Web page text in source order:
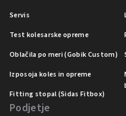
Servis
Test kolesarske opreme
Oblačila po meri (Gobik Custom)
Izposoja koles in opreme
Fitting stopal (Sidas Fitbox)
Podjetje